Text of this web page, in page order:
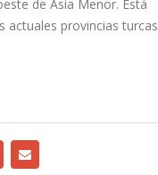
de Asia Menor. Está
actuales provincias turcas